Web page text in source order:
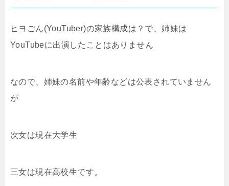
ヒヨごん(YouTuber)の家族構成は？で、姉妹は
YouTubeに出演したことはありません
なので、姉妹の名前や年齢などは公表されていません
が
次女は現在大学生
三女は現在高校生です。